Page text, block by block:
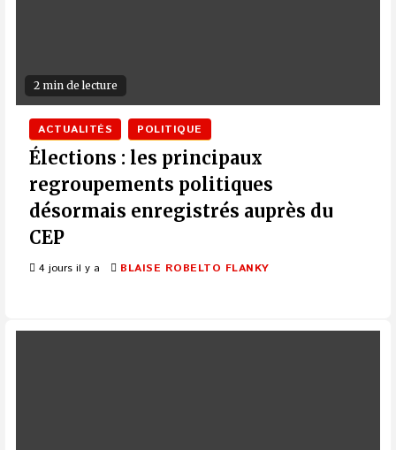
2 min de lecture
ACTUALITÉS POLITIQUE
Élections : les principaux
regroupements politiques
désormais enregistrés auprès du
CEP
4 jours il y a BLAISE ROBELTO FLANKY